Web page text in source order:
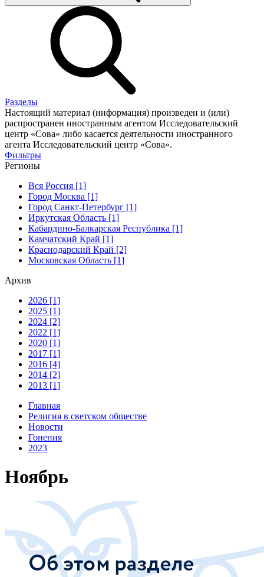
Разделы
Настоящий материал (информация) произведен и (или)
распространен иностранным агентом Исследовательский
центр «Сова» либо касается деятельности иностранного
агента Исследовательский центр «Сова».
Фильтры
Регионы
Вся Россия [1]
Город Москва [1]
Город Санкт-Петербург [1]
Иркутская Область [1]
Кабардино-Балкарская Республика [1]
Камчатский Край [1]
Краснодарский Край [2]
Московская Область [1]
Архив
2026 [1]
2025 [1]
2024 [2]
2022 [1]
2020 [1]
2017 [1]
2016 [4]
2014 [2]
2013 [1]
Главная
Религия в светском обществе
Новости
Гонения
2023
Ноябрь